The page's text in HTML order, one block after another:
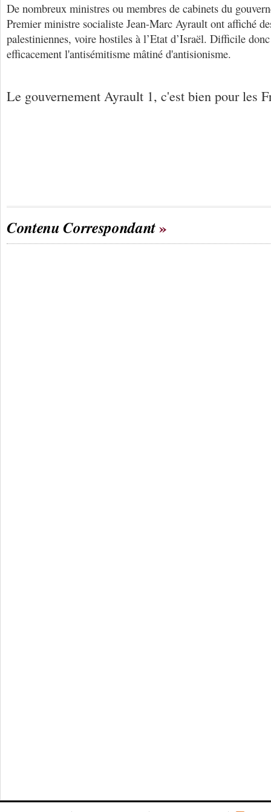
De nombreux ministres ou membres de cabinets du
Premier ministre socialiste Jean-Marc Ayrault ont affiché
palestiniennes, voire hostiles à l’Etat d’Israël. Difficile
efficacement l'antisémitisme mâtiné d'antisionisme.
Le gouvernement Ayrault 1, c'est bien pour les
Contenu Correspondant